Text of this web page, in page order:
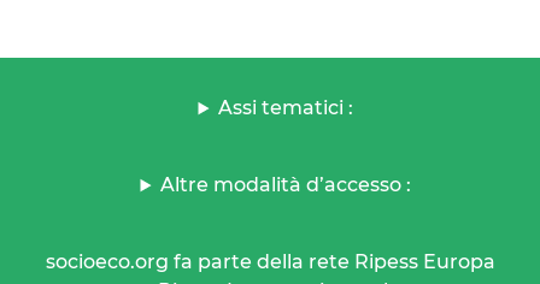
Assi tematici :
Altre modalità d’accesso :
socioeco.org fa parte della rete Ripess Europa